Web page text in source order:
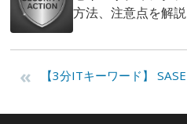
方法、注意点を解説
«